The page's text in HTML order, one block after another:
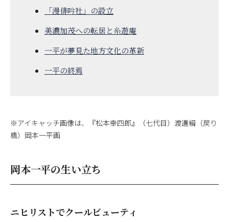
「漫俳吟社」の設立
美濃加茂への転居と糸遊庵
一平が夢見た地方文化の革新
一平の終焉
※アイキャッチ画像は、『松本幸四郎』（七代目）渡邊綱（戻り
橋）岡本一平画
岡本一平の生い立ち
ニヒリストでクールビューティ